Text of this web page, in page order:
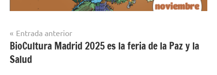
Navegación
de
entradas
Entrada anterior
BioCultura Madrid 2025 es la feria de la Paz y la
Salud